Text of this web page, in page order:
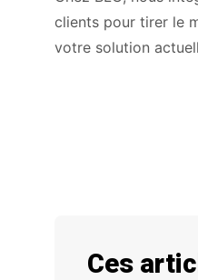
clients pour tirer le
votre solution
Ces